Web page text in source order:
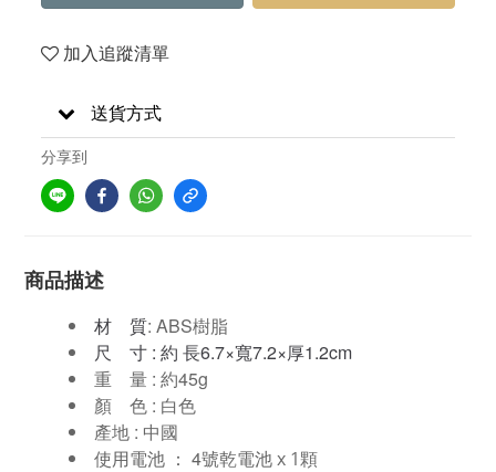
加入追蹤清單
送貨方式
分享到
商品描述
材 質: ABS樹脂
尺 寸 : 約 長6.7×寬7.2×厚1.2cm
重 量 : 約45g
顏 色 : 白色
產地 : 中國
使用電池 ： 4號乾電池x 1顆